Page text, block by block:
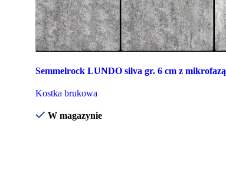
Semmelrock LUNDO silva gr. 6 cm z mikrofazą
Kostka brukowa
W magazynie